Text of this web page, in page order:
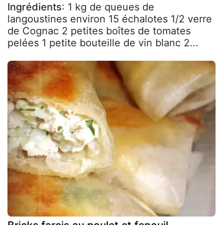
Ingrédients: 1 kg de queues de
langoustines environ 15 échalotes 1/2 verre
de Cognac 2 petites boîtes de tomates
pelées 1 petite bouteille de vin blanc 2...